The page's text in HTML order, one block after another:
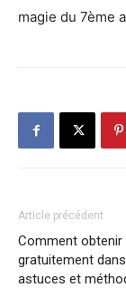
magie du 7ème
Article précédent
Comment obtenir
gratuitement
astuces et